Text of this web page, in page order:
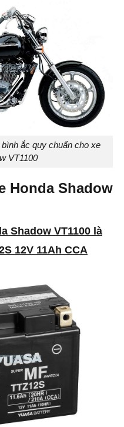
ắc quy chuẩn cho xe
VT1100
Honda Shadow
Shadow VT1100 là
12V 11Ah CCA